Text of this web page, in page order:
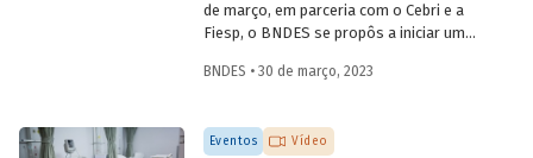
de março, em parceria com o Cebri e a
Fiesp, o BNDES se propôs a iniciar um
principais questões do desenvolvimento
internacionais e representantes de
governo e da área acadêmica no Brasil.
BNDES • 30 de março, 2023
Eventos Vídeo